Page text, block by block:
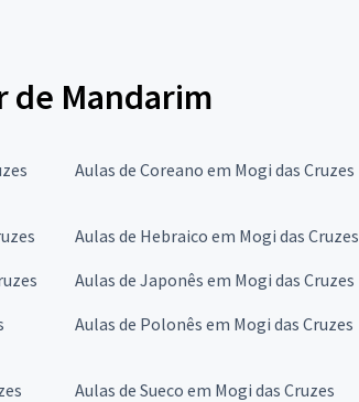
de Mandarim
Aulas de Coreano em Mogi das Cruzes
Aulas de Hebraico em Mogi das Cruzes
Aulas de Japonês em Mogi das Cruzes
Aulas de Polonês em Mogi das Cruzes
Aulas de Sueco em Mogi das Cruzes